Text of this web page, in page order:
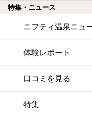
特集・ニュース
ニフティ温泉ニュ
体験レポート
口コミを見る
特集